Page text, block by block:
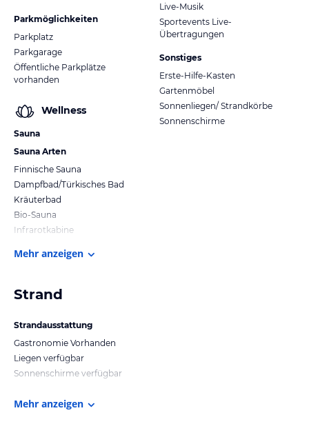
Parkmöglichkeiten
Parkplatz
Parkgarage
Öffentliche Parkplätze
vorhanden
Wellness
Sauna
Sauna Arten
Finnische Sauna
Dampfbad/Türkisches Bad
Kräuterbad
Bio-Sauna
Infrarotkabine
Live-Musik
Sportevents Live-
Übertragungen
Sonstiges
Erste-Hilfe-Kasten
Gartenmöbel
Sonnenliegen/ Strandkörbe
Sonnenschirme
Mehr anzeigen
Strand
Strandausstattung
Gastronomie Vorhanden
Liegen verfügbar
Sonnenschirme verfügbar
Mehr anzeigen